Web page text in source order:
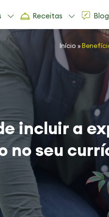
Receitas Blog
Início »
incluir a
no seu